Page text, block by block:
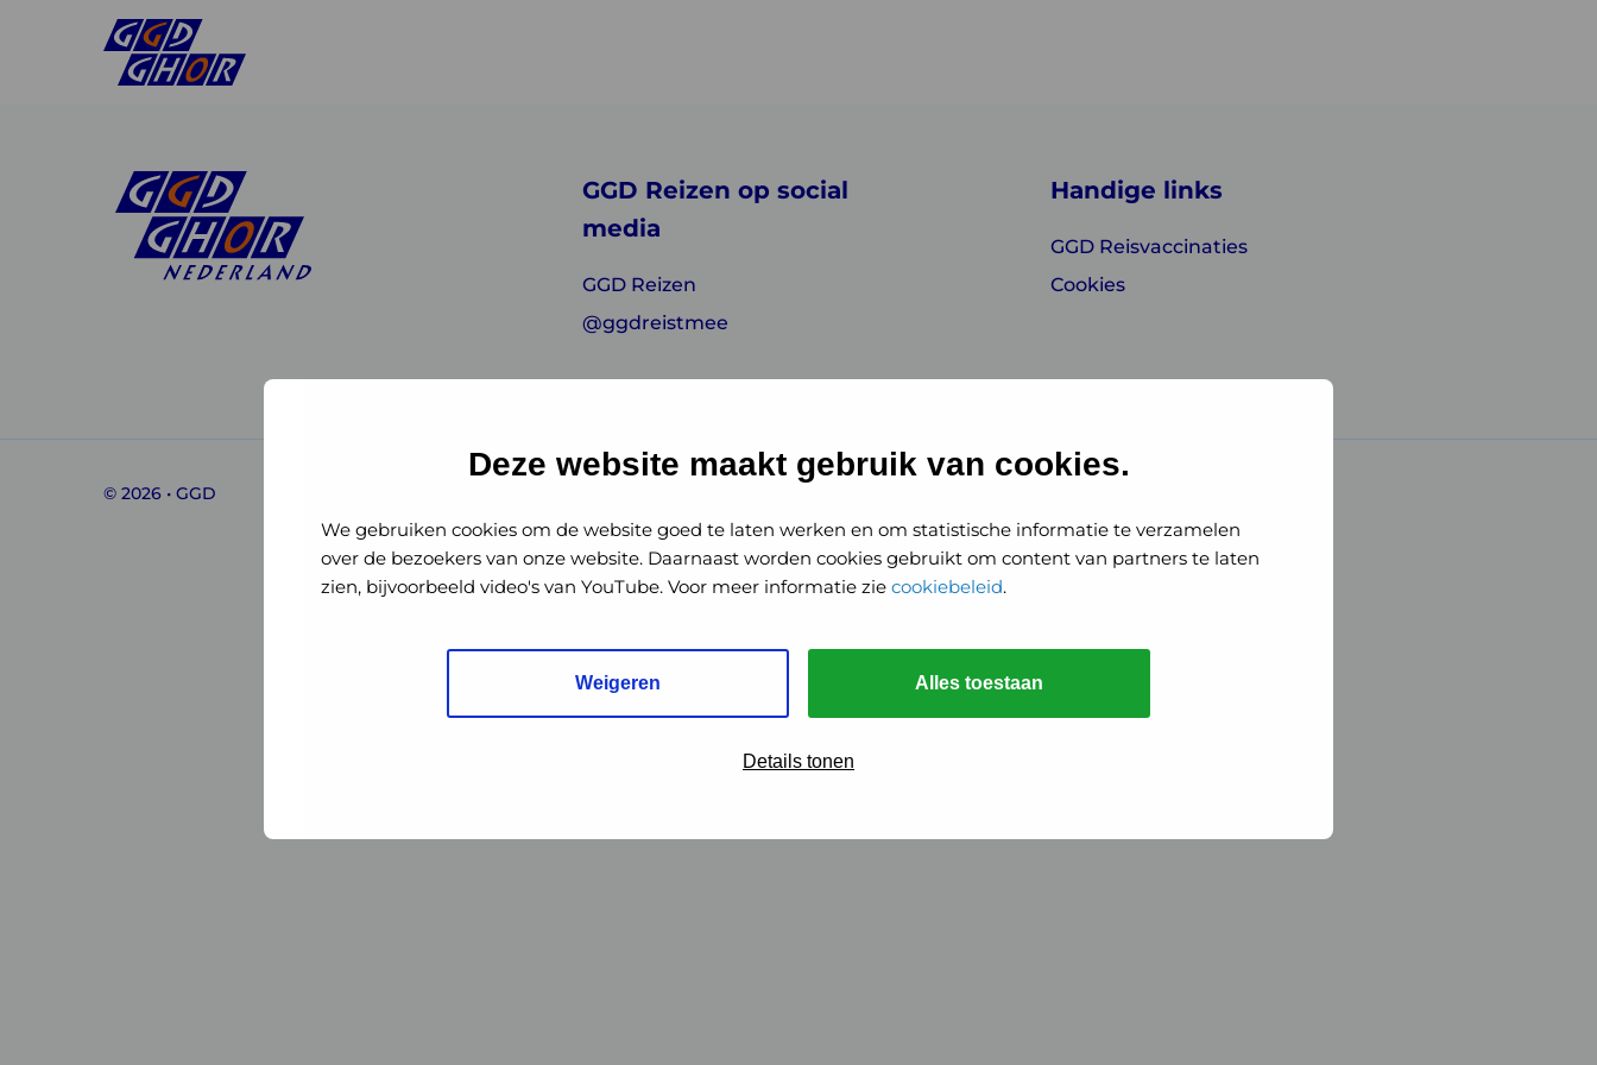
Deze website maakt gebruik van cookies.
We gebruiken cookies om de website goed te laten werken en om statistische informatie te verzamelen
over de bezoekers van onze website. Daarnaast worden cookies gebruikt om content van partners te laten
zien, bijvoorbeeld video's van YouTube. Voor meer informatie zie cookiebeleid.
Weigeren Alles toestaan
Details tonen
GHORGHOR
Nederland
GGD Reizen op social
media
GGD Reizen
@ggdreistmee
Handige links
GGD Reisvaccinaties
Cookies
© 2026 • GGD